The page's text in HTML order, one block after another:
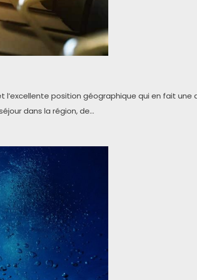
l’excellente position géographique qui en fait
dans la région, de…